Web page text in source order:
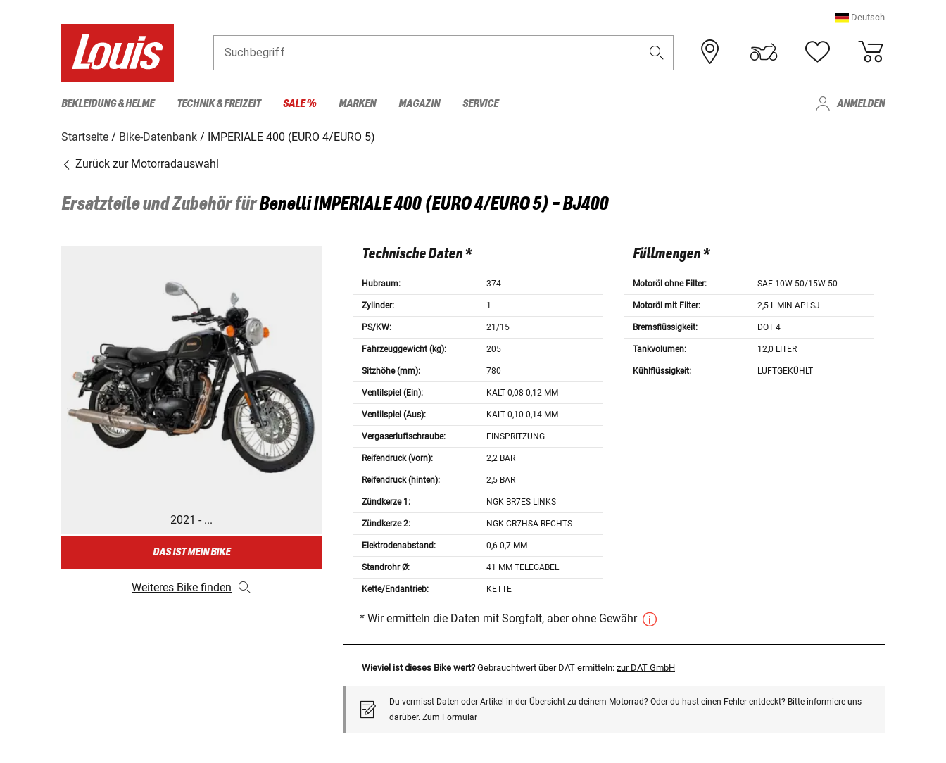
Deutsch
Suchbegriff
BEKLEIDUNG & HELME TECHNIK & FREIZEIT SALE % MARKEN MAGAZIN SERVICE ANMELDEN
Startseite Bike-Datenbank
IMPERIALE 400 (EURO 4/EURO 5)
Zurück zur Motorradauswahl
Ersatzteile und Zubehör fürBenelliIMPERIALE 400 (EURO 4/EURO 5) - BJ400
2021 - ...
DAS IST MEIN BIKE
Weiteres Bike finden
Technische Daten *
Hubraum: 374
Zylinder: 1
PS/KW: 21/15
Fahrzeuggewicht (kg): 205
Sitzhöhe (mm): 780
Ventilspiel (Ein): KALT 0,08-0,12 MM
Ventilspiel (Aus): KALT 0,10-0,14 MM
Vergaserluftschraube: EINSPRITZUNG
Reifendruck (vorn): 2,2 BAR
Reifendruck (hinten): 2,5 BAR
Zündkerze 1: NGK BR7ES LINKS
Zündkerze 2: NGK CR7HSA RECHTS
Elektrodenabstand: 0,6-0,7 MM
Standrohr Ø: 41 MM TELEGABEL
Kette/Endantrieb: KETTE
Füllmengen *
Motoröl ohne Filter: SAE 10W-50/15W-50
Motoröl mit Filter: 2,5 L MIN API SJ
Bremsflüssigkeit: DOT 4
Tankvolumen: 12,0 LITER
Kühlflüssigkeit: LUFTGEKÜHLT
* Wir ermitteln die Daten mit Sorgfalt, aber ohne Gewähr
Wieviel ist dieses Bike wert? Gebrauchtwert über DAT ermitteln: zur DAT GmbH
Du vermisst Daten oder Artikel in der Übersicht zu deinem Motorrad? Oder du hast einen Fehler entdeckt? Bitte informiere uns
darüber. Zum Formular